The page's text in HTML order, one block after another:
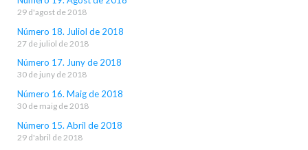
29 d'agost de 2018
Número 18. Juliol de 2018
27 de juliol de 2018
Número 17. Juny de 2018
30 de juny de 2018
Número 16. Maig de 2018
30 de maig de 2018
Número 15. Abril de 2018
29 d'abril de 2018